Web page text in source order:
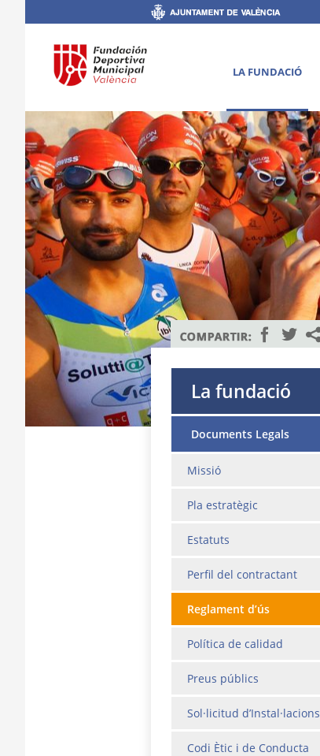
LA FUNDACIÓ
La fundació
Documents Legals
Missió
Pla estratègic
Estatuts
Perfil del contractant
Reglament d’ús
Política de calidad
Preus públics
Sol·licitud d’Instal·lacions
Codi Ètic i de Conducta